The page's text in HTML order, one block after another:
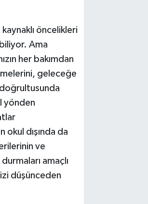
öncelikleri
Ama
her bakımdan
geleceğe
doğrultusunda
yönden
okul dışında da
ve
amaçlı
düşünceden